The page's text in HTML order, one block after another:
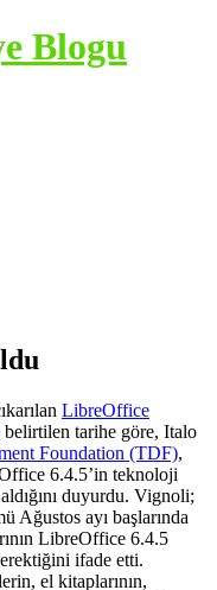
Blogu
LibreOffice
belirtilen tarihe göre, Italo
Foundation (TDF),
6.4.5’in teknoloji
duyurdu. Vignoli;
Ağustos ayı başlarında
LibreOffice 6.4.5
ifade etti.
el kitaplarının,